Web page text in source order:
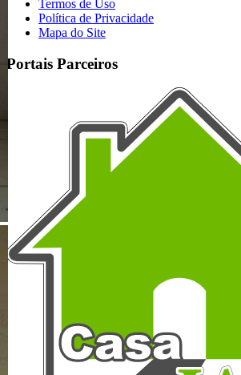
Termos de Uso
Política de Privacidade
Mapa do Site
Portais Parceiros